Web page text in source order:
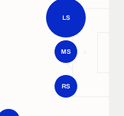
LS
MS
RS